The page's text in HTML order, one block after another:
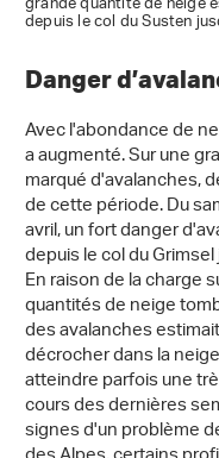
depuis le col du Susten
Danger
Avec l'abondance de
a augmenté. Sur une
marqué d'avalanches,
de cette période. Du
avril, un fort danger
depuis le col du
En raison de la charge
quantités de neige
des avalanches
décrocher dans la
atteindre parfois une
cours des dernières
signes d'un problème